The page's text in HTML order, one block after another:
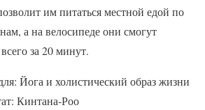
им питаться местной едой по
а на велосипеде они смогут
за 20 минут.
Йога и холистический образ жизни
Кинтана-Роо